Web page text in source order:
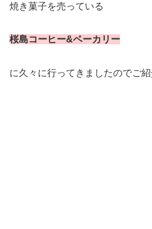
焼き菓子を売っている
桜島コーヒー&ベーカリー
に久々に行ってきましたのでご紹